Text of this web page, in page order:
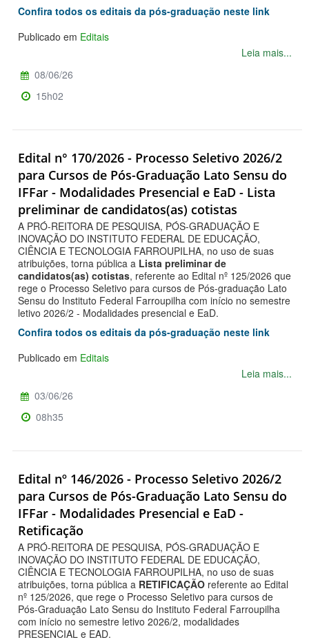
Confira todos os editais da pós-graduação neste link
Publicado em Editais
Leia mais...
08/06/26
15h02
Edital n° 170/2026 - Processo Seletivo 2026/2
para Cursos de Pós-Graduação Lato Sensu do
IFFar - Modalidades Presencial e EaD - Lista
preliminar de candidatos(as) cotistas
A PRÓ-REITORA DE PESQUISA, PÓS-GRADUAÇÃO E
INOVAÇÃO DO INSTITUTO FEDERAL DE EDUCAÇÃO,
CIÊNCIA E TECNOLOGIA FARROUPILHA, no uso de suas
atribuições, torna pública a Lista preliminar de
candidatos(as) cotistas, referente ao Edital nº 125/2026 que
rege o Processo Seletivo para cursos de Pós-graduação Lato
Sensu do Instituto Federal Farroupilha com início no semestre
letivo 2026/2 - Modalidades presencial e EaD.
Confira todos os editais da pós-graduação neste link
Publicado em Editais
Leia mais...
03/06/26
08h35
Edital nº 146/2026 - Processo Seletivo 2026/2
para Cursos de Pós-Graduação Lato Sensu do
IFFar - Modalidades Presencial e EaD -
Retificação
A PRÓ-REITORA DE PESQUISA, PÓS-GRADUAÇÃO E
INOVAÇÃO DO INSTITUTO FEDERAL DE EDUCAÇÃO,
CIÊNCIA E TECNOLOGIA FARROUPILHA, no uso de suas
atribuições, torna pública a RETIFICAÇÃO referente ao Edital
nº 125/2026, que rege o Processo Seletivo para cursos de
Pós-Graduação Lato Sensu do Instituto Federal Farroupilha
com início no semestre letivo 2026/2, modalidades
PRESENCIAL e EAD.